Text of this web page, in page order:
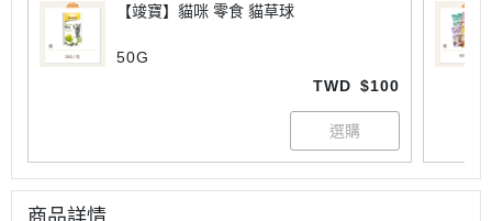
【竣寶】貓咪 零食 貓草球
50G
TWD $100
商品詳情